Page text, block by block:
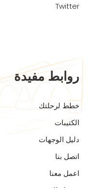
Twitter
روابط مفيدة
خطط لرحلتك
الكتيبات
دليل الوجهات
اتصل بنا
اعمل معنا